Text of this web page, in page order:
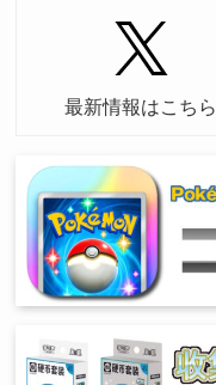
最新情報はこちら